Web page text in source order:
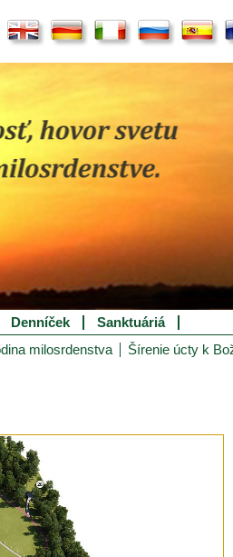
Denníček
Sanktuáriá
milosrdenstva Šírenie úcty k